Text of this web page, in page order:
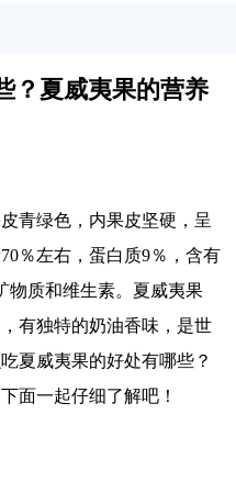
？夏威夷果的营养
青绿色，内果皮坚硬，呈
％左右，蛋白质9％，含有
物质和维生素。夏威夷果
有独特的奶油香味，是世
夏威夷果的好处有哪些？
面一起仔细了解吧！